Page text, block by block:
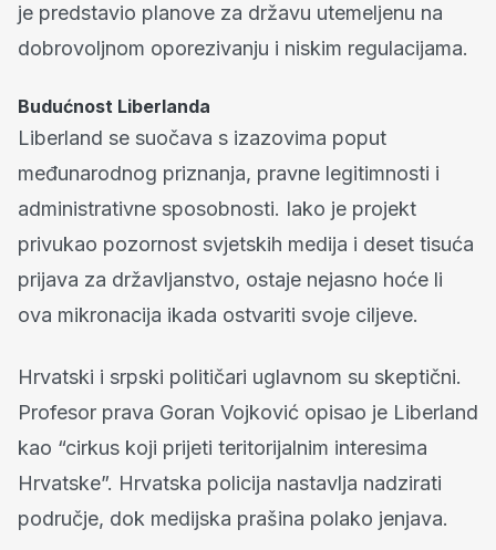
je predstavio planove za državu utemeljenu na
dobrovoljnom oporezivanju i niskim regulacijama.
Budućnost Liberlanda
Liberland se suočava s izazovima poput
međunarodnog priznanja, pravne legitimnosti i
administrativne sposobnosti. Iako je projekt
privukao pozornost svjetskih medija i deset tisuća
prijava za državljanstvo, ostaje nejasno hoće li
ova mikronacija ikada ostvariti svoje ciljeve.
Hrvatski i srpski političari uglavnom su skeptični.
Profesor prava Goran Vojković opisao je Liberland
kao “cirkus koji prijeti teritorijalnim interesima
Hrvatske”. Hrvatska policija nastavlja nadzirati
područje, dok medijska prašina polako jenjava.